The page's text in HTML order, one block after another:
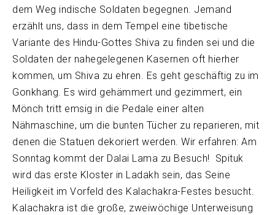
dem Weg indische Soldaten begegnen. Jemand
erzählt uns, dass in dem Tempel eine tibetische
Variante des Hindu-Gottes Shiva zu finden sei und die
Soldaten der nahegelegenen Kasernen oft hierher
kommen, um Shiva zu ehren. Es geht geschäftig zu im
Gonkhang. Es wird gehämmert und gezimmert, ein
Mönch tritt emsig in die Pedale einer alten
Nähmaschine, um die bunten Tücher zu reparieren, mit
denen die Statuen dekoriert werden. Wir erfahren: Am
Sonntag kommt der Dalai Lama zu Besuch! Spituk
wird das erste Kloster in Ladakh sein, das Seine
Heiligkeit im Vorfeld des Kalachakra-Festes besucht.
Kalachakra ist die große, zweiwöchige Unterweisung